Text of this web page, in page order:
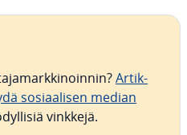
Ar­tik­
so­si­aa­li­sen median
vinkkejä.